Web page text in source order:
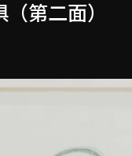
第二面）